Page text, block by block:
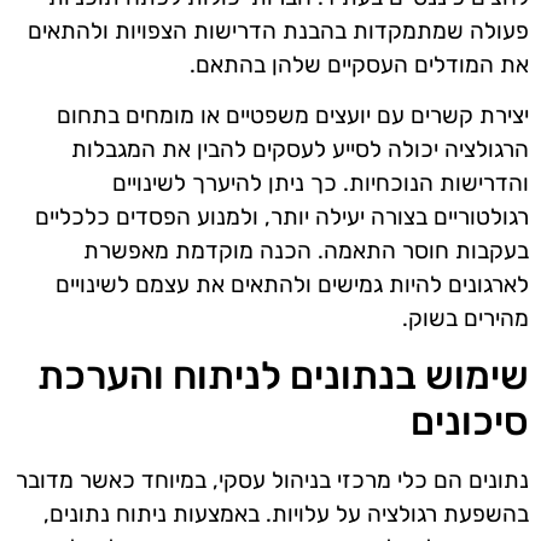
פעולה שמתמקדות בהבנת הדרישות הצפויות ולהתאים
את המודלים העסקיים שלהן בהתאם.
יצירת קשרים עם יועצים משפטיים או מומחים בתחום
הרגולציה יכולה לסייע לעסקים להבין את המגבלות
והדרישות הנוכחיות. כך ניתן להיערך לשינויים
רגולטוריים בצורה יעילה יותר, ולמנוע הפסדים כלכליים
בעקבות חוסר התאמה. הכנה מוקדמת מאפשרת
לארגונים להיות גמישים ולהתאים את עצמם לשינויים
מהירים בשוק.
שימוש בנתונים לניתוח והערכת
סיכונים
נתונים הם כלי מרכזי בניהול עסקי, במיוחד כאשר מדובר
בהשפעת רגולציה על עלויות. באמצעות ניתוח נתונים,